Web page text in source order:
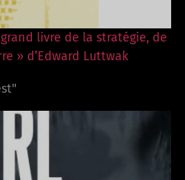
livre de la stratégie, de
» d’Edward Luttwak